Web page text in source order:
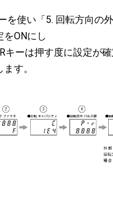
を使い「5. 回転方向の
をONにし
キーは押す度に設定が
す。